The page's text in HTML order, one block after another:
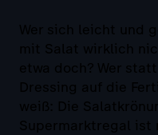
Wer sich leicht und
mit Salat wirklich
etwa doch? Wer
Dressing auf die
weiß: Die
Supermarktregal ist